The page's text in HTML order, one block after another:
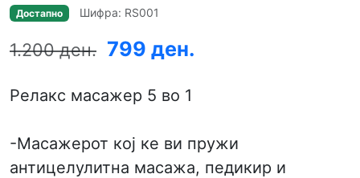
Достапно Шифра: RS001
1.200 ден. 799 ден.
Релакс масажер 5 во 1
-Масажерот кој ке ви пружи
антицелулитна масажа, педикир и